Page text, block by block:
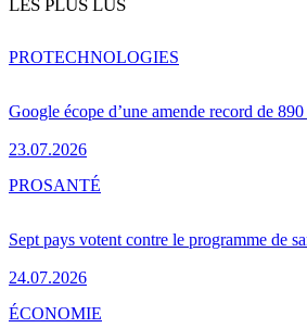
LES PLUS LUS
Google écope d’une amende record de
23.07.2026
PROTECHNOLOGIES
Sept pays votent contre le programme de
24.07.2026
PROSANTÉ
ÉCONOMIE